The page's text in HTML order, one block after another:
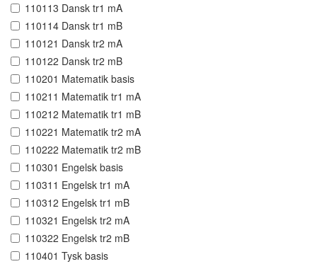
110113 Dansk tr1 mA
110114 Dansk tr1 mB
110121 Dansk tr2 mA
110122 Dansk tr2 mB
110201 Matematik basis
110211 Matematik tr1 mA
110212 Matematik tr1 mB
110221 Matematik tr2 mA
110222 Matematik tr2 mB
110301 Engelsk basis
110311 Engelsk tr1 mA
110312 Engelsk tr1 mB
110321 Engelsk tr2 mA
110322 Engelsk tr2 mB
110401 Tysk basis